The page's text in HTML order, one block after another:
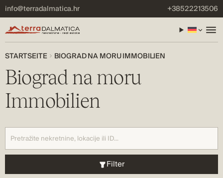
info@terradalmatica.hr +38522213506
STARTSEITE BIOGRAD NA MORU IMMOBILIEN
Biograd na moru
Immobilien
Filter